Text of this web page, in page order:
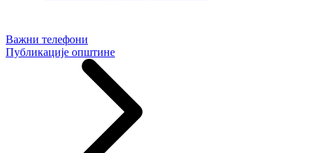
Важни телефони
Публикације општине